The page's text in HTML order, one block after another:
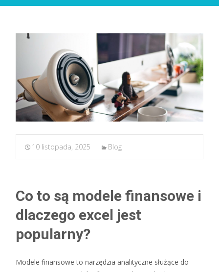
10 listopada, 2025 Blog
Co to są modele finansowe i
dlaczego excel jest
popularny?
Modele finansowe to narzędzia analityczne służące do